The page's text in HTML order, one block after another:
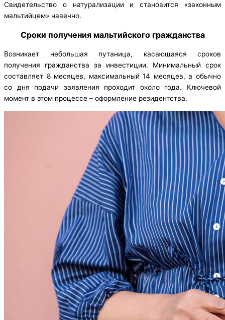
Свидетельство о натурализации и становится «законным
мальтийцем» навечно.
Сроки получения мальтийского гражданства
Возникает небольшая путаница, касающаяся сроков
получения гражданства за инвестиции. Минимальный срок
составляет 8 месяцев, максимальный 14 месяцев, а обычно
со дня подачи заявления проходит около года. Ключевой
момент в этом процессе – оформление резидентства.